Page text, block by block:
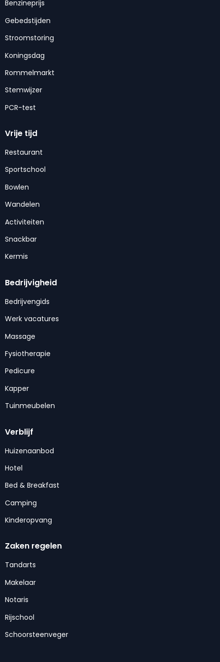
Benzineprijs
Gebedstijden
Stroomstoring
Koningsdag
Rommelmarkt
Stemwijzer
PCR-test
Vrije tijd
Restaurant
Sportschool
Bowlen
Wandelen
Activiteiten
Snackbar
Kermis
Bedrijvigheid
Bedrijvengids
Werk vacatures
Massage
Fysiotherapie
Pedicure
Kapper
Tuinmeubelen
Verblijf
Huizenaanbod
Hotel
Bed & Breakfast
Camping
Kinderopvang
Zaken regelen
Tandarts
Makelaar
Notaris
Rijschool
Schoorsteenveger